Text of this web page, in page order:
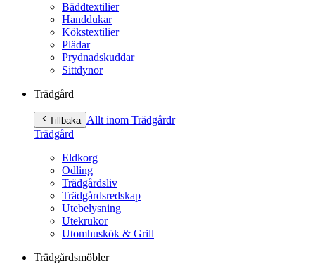
Bäddtextilier
Handdukar
Kökstextilier
Plädar
Prydnadskuddar
Sittdynor
Trädgård
Tillbaka Allt inom Trädgårdr
Trädgård
Eldkorg
Odling
Trädgårdsliv
Trädgårdsredskap
Utebelysning
Utekrukor
Utomhuskök & Grill
Trädgårdsmöbler